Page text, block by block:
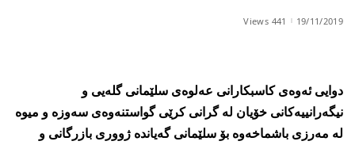
19/11/2019
441 Views
دوایی ئه‌وه‌ی كاسبكارانی عه‌لوه‌ی سلێمانی گله‌یی و
نیگه‌رانییه‌كانی خۆیان له‌ گرانی كرێی گواستنه‌وه‌ی سه‌وزه‌ و میوه‌
له‌ مه‌رزی باشماخه‌وه‌ بۆ سلێمانی گه‌یانده‌ ژووری بازرگانی و